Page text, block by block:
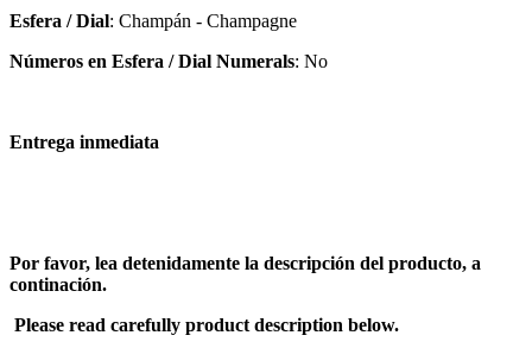
Esfera / Dial: Champán - Champagne
Números en Esfera / Dial Numerals: No
Entrega inmediata
Por favor, lea detenidamente la descripción del producto, a
continación.
Please read carefully product description below.